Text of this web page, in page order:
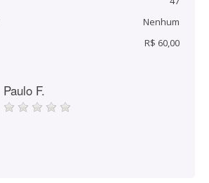
Nenhum
R$ 60,00
Paulo F.